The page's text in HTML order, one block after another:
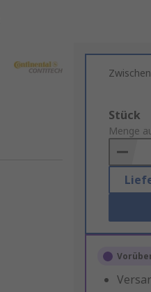
Add
to
Basket
Stück
Menge